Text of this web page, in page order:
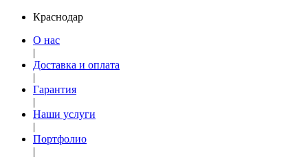
Краснодар
О нас
|
Доставка и оплата
|
Гарантия
|
Наши услуги
|
Портфолио
|